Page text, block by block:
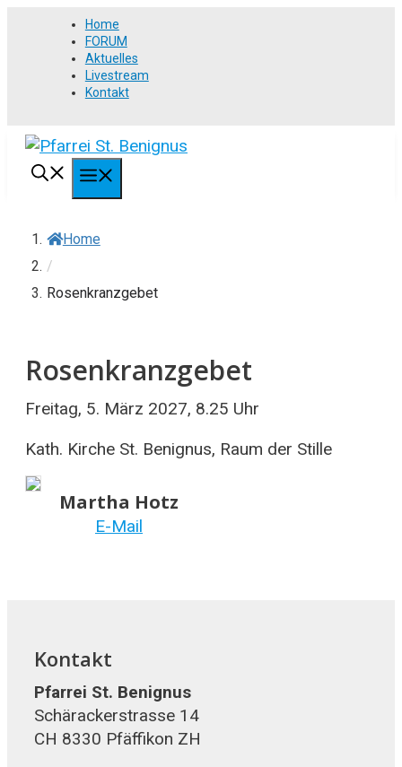
Home
FORUM
Aktuelles
Livestream
Kontakt
Home
/
Rosenkranzgebet
Rosenkranzgebet
Freitag, 5. März 2027, 8.25 Uhr
Kath. Kirche St. Benignus, Raum der Stille
Martha Hotz
E-Mail
Kontakt
Pfarrei St. Benignus
Schärackerstrasse 14
CH 8330 Pfäffikon ZH